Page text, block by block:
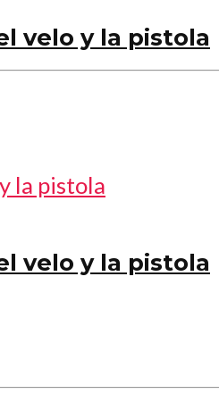
velo y la pistola
velo y la pistola